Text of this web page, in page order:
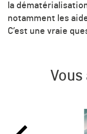
la
notamment les
C’est une vraie